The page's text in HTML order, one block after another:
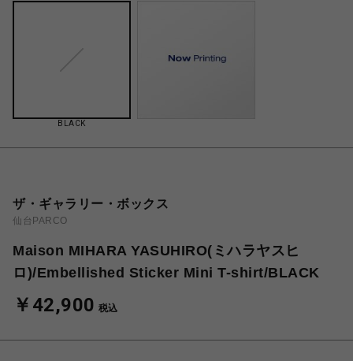
BLACK
ザ・ギャラリー・ボックス
仙台PARCO
Maison MIHARA YASUHIRO(ミハラヤスヒ
ロ)/Embellished Sticker Mini T-shirt/BLACK
￥42,900 税込